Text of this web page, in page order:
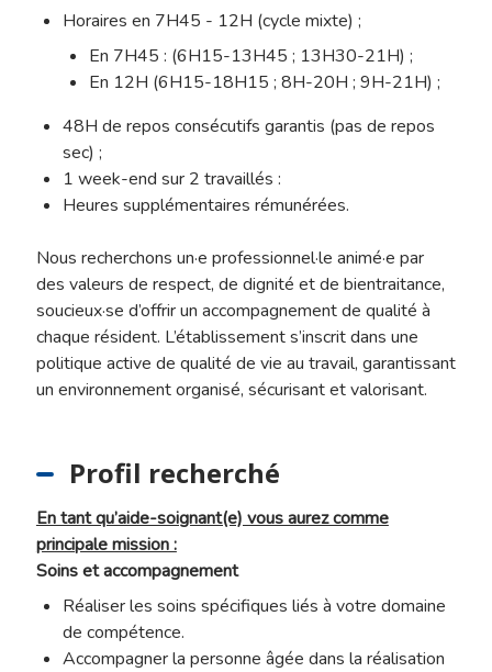
Horaires en 7H45 - 12H (cycle mixte) ;
En 7H45 : (6H15-13H45 ; 13H30-21H) ;
En 12H (6H15-18H15 ; 8H-20H ; 9H-21H) ;
48H de repos consécutifs garantis (pas de repos
sec) ;
1 week-end sur 2 travaillés :
Heures supplémentaires rémunérées.
Nous recherchons un·e professionnel·le animé·e par
des valeurs de respect, de dignité et de bientraitance,
soucieux·se d’offrir un accompagnement de qualité à
chaque résident. L’établissement s’inscrit dans une
politique active de qualité de vie au travail, garantissant
un environnement organisé, sécurisant et valorisant.
Profil recherché
En tant qu’aide-soignant(e) vous aurez comme
principale mission :
Soins et accompagnement
Réaliser les soins spécifiques liés à votre domaine
de compétence.
Accompagner la personne âgée dans la réalisation